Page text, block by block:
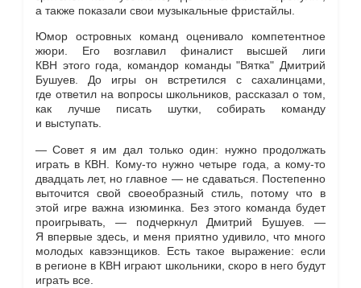
а также показали свои музыкальные фристайлы.
Юмор островных команд оценивало компетентное
жюри. Его возглавил финалист высшей лиги
КВН этого года, командор команды "Вятка" Дмитрий
Бушуев. До игры он встретился с сахалинцами,
где ответил на вопросы школьников, рассказал о том,
как лучше писать шутки, собирать команду
и выступать.
— Совет я им дал только один: нужно продолжать
играть в КВН. Кому-то нужно четыре года, а кому-то
двадцать лет, но главное — не сдаваться. Постепенно
выточится свой своеобразный стиль, потому что в
этой игре важна изюминка. Без этого команда будет
проигрывать, — подчеркнул Дмитрий Бушуев. —
Я впервые здесь, и меня приятно удивило, что много
молодых кавээнщиков. Есть такое выражение: если
в регионе в КВН играют школьники, скоро в него будут
играть все.